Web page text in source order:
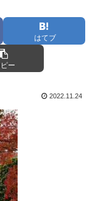
はてブ
ー
2022.11.24